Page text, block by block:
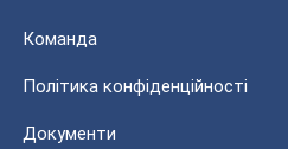
Команда
Політика конфіденційності
Документи